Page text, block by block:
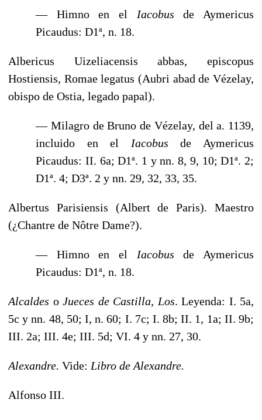
— Himno en el Iacobusde Aymericus
Picaudus: D1ª, n. 18.
Albericus Uizeliacensis abbas, episcopus
Hostiensis, Romae legatus (Aubri abad de Vézelay,
obispo de Ostia, legado papal).
— Milagro de Bruno de Vézelay, del a. 1139,
incluido en el Iacobusde Aymericus
Picaudus: II. 6a; D1ª. 1 y nn. 8, 9, 10; D1ª. 2;
D1ª. 4; D3ª. 2 y nn. 29, 32, 33, 35.
Albertus Parisiensis (Albert de Paris). Maestro
(¿Chantre de Nôtre Dame?).
— Himno en el Iacobusde Aymericus
Picaudus: D1ª, n. 18.
Alcaldes o Jueces de Castilla, Los. Leyenda: I. 5a,
5c y nn. 48, 50; I, n. 60; I. 7c; I. 8b; II. 1, 1a; II. 9b;
III. 2a; III. 4e; III. 5d; VI. 4 y nn. 27, 30.
Alexandre. Vide: Libro de Alexandre.
Alfonso III.